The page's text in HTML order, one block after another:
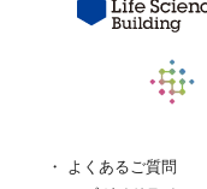
よくあるご質問